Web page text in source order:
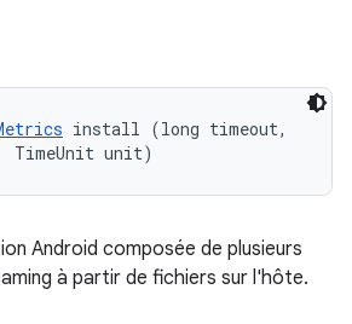
install (long timeout,
TimeUnit unit)
Android composée de plusieurs
à partir de fichiers sur l'hôte.